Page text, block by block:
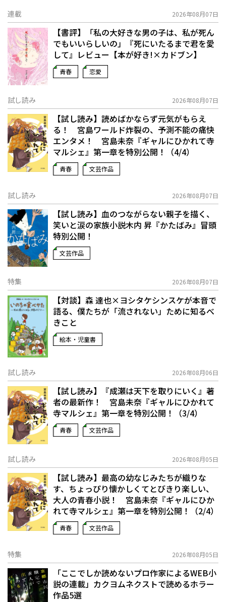
連載 2026年08月07日
【書評】「私の大好きな男の子は、私が死ん
でもいいらしいの」――『死にいたるまで君を愛
して』レビュー【本が好き!×カドブン】
青春 恋愛
試し読み 2026年08月07日
【試し読み】読めばかならず元気がもらえ
る！ 宮島ワールド炸裂の、予測不能の痛快
エンタメ！ 宮島未奈『ギャルにひかれて寺
マルシェ』第一章を特別公開！（4/4）
青春 文芸作品
試し読み 2026年08月07日
【試し読み】血のつながらない親子を描く、
笑いと涙の家族小説――木内 昇『かたばみ』冒頭
特別公開！
文芸作品
特集 2026年08月07日
【対談】森 達也×ヨシタケシンスケが本音で
語る、僕たちが「流されない」ために知るべ
きこと
絵本・児童書
試し読み 2026年08月06日
【試し読み】『成瀬は天下を取りにいく』著
者の最新作！ 宮島未奈『ギャルにひかれて
寺マルシェ』第一章を特別公開！（3/4）
青春 文芸作品
試し読み 2026年08月05日
【試し読み】最高の幼なじみたちが織りな
す、ちょっぴり懐かしくてとびきり楽しい、
大人の青春小説！ 宮島未奈『ギャルにひか
れて寺マルシェ』第一章を特別公開！（2/4）
青春 文芸作品
特集 2026年08月05日
「ここでしか読めないプロ作家によるWEB小
説の連載」――カクヨムネクストで読めるホラー
作品5選